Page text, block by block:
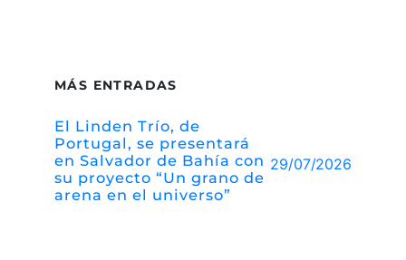
MÁS ENTRADAS
El Linden Trío, de
Portugal, se presentará
en Salvador de Bahía con
su proyecto “Un grano de
arena en el universo”
29/07/2026